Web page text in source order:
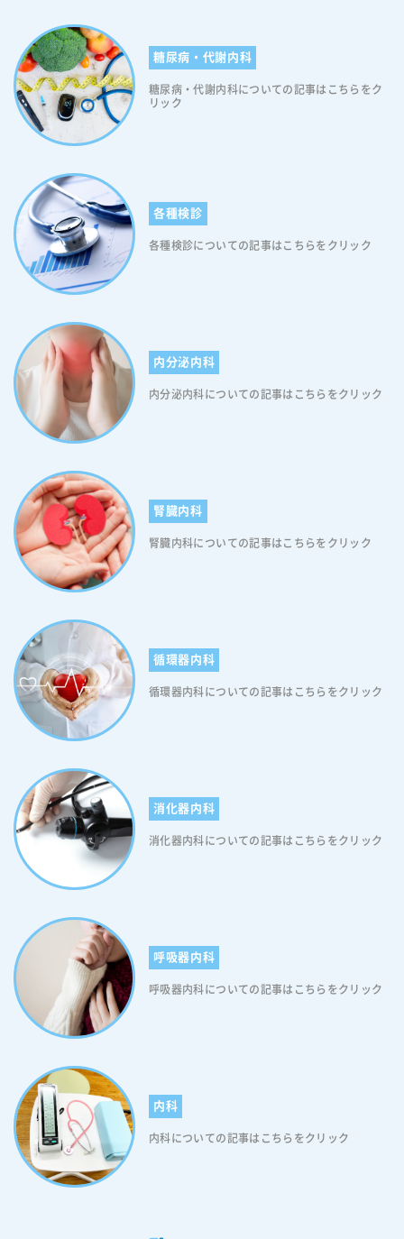
目で食事を終えることは、胃の負担を軽減し、消化プロセスを円滑に進
めるのに役立ちます。また、適切な食事量を意識的にコントロールする
ことで、食後の眠気を和らげ、日常の活動に集中しやすくなります。
【食後のひどい眠気を解消するための対策7】ゆっくり食べる 早食いは
食べすぎの原因となるほか、急激な血糖値の上昇を招きます。血糖値の
急激な変化は、食後に眠気を感じる一因となりますので、ご注意くださ
い。食事をする際はひと口入れたら箸を置くクセをつけ、ゆっくり食べ
れがあります 食後に強い眠気を感じる方は、糖尿病の疑いがあります。
糖尿病を疑う理由としては、血糖値が下がりにくくなっている可能性が
挙げられます。食後は誰でも血糖値が一時的に上がります(健康な人でも
食後の血糖値は上昇します)。食後に上昇した血糖値は、時間の経過と共
にゆっくり下降するのが一般的です。しかし糖尿病の方は、血糖値を下
げるホルモン(インスリン)の働きが悪くなっているため、食後の高血糖
状態が長く続きます。そのため、食後に強い眠気を感じやすいのです。
シン」というホルモンの分泌が止まるためです。詳しくは「食後の強い
眠気は糖尿病症状の可能性があります」をご覧ください。 不安な方は
いつでもご相談ください 「慢性的な眠気が続いている」「睡眠薬を飲ん
でも眠れない」など、睡眠に関して問題があることで「日常生活に支障
が出ている」と感じている方は、早めに専門家に相談することをお勧め
します。睡眠不足は単に身体の疲れが残りやすくなるだけでなく、体の
病気や心の病気の原因となります。また睡眠障害自体が“心の病気”の前
い」など、睡眠に関して気になる症状がある方は放っておかずに、お近
くの医療機関に足を運んでください。なお、当院では“不眠症の診
療”や“薬の処方”だけでなく、診断書の発行も行っております。医師の
診断を受けたい方、あるいは自分が不眠症なのか気になる方などいらっ
しゃいましたら、まずお気軽にご相談ください。 当日の順番予約はこち
らから
与えることがあります。具体的には、日中のプレッシャーや心配事が夜
の眠りに反映され、入眠や中途覚醒の問題を引き起こすことがありま
す。特に、長時間の勤務や家事、育児による疲労感や時間の制約は、良
い睡眠を妨げる要因となり得ます。また、心理的な変化も睡眠の質と関
連しています。40代から50代では、人生の変化や役割の変動による不安
やストレスが増えることがあります。例えば、子育ての終了、親の介
護、キャリアの転換などが心理的な負担をもたらし、睡眠の質に影響を
の見直しやストレス管理が重要です。まずは、日中のストレスを軽減す
るために、仕事とプライベートのバランスを考慮するようにしてくださ
い。 40代、50代の女性の訴えで多いのは中途覚醒 40代から50代の女
性の中には、不眠症の主な症状として「中途覚醒」を訴える方が多く見
られます。中途覚醒は、夜間に目が覚めてしまい、その後なかなか眠り
に戻れないという状態を指します。中途覚醒の原因は個人によって異な
りますが、ホルモンの変動が関与していることが多いです。更年期の女
き起こす可能性があります。また、ストレスや心理的な要因、身体的な
不快感、持病の影響なども関与することがあります。 40代から50代の
方に起こりやすい身体の変化と睡眠障害 更年期に入ると、多くの女性が
不眠に悩まされます。この不眠の主な原因は、自律神経の乱れです。更
年期は女性の「ホルモンバランス」が変化する時期であり、特にエスト
ロゲンの減少が影響を与えます。加えて、加齢によって自律神経の機能
ます。自律神経は交感神経と副交感神経からなり、バランスが崩れると
興奮状態が続き、入眠や中途覚醒が生じる可能性がありますので、ご注
意ください。なお、40代から50代では、身体の不調もより顕著に現れる
ことがあります。関節の痛み、筋肉のこわばり、背中や肩のこりなどが
睡眠に及ぼす影響は大きいため、放置してはいけません。身体の痛みや
不快感があると、入眠困難や熟睡の妨げになります。さらに、これらの
すので、身体の痛みや不調が気になる方は、速やかに医師に相談するこ
とをお勧めします。 40代から50代の方のための不眠症対策 良質な睡眠
を確保するためには、次のポイントに注意することが重要です。まず
は、睡眠環境を整えてください。寝室は静かで暗く、快適な温度に保つ
ことが大切です。ベッドや枕は体に合ったものを選び、寝具の清潔さに
も気を配ってください。また、寝る前のスマートフォンやパソコンの使
用は避け、リラックスできる環境を作ってください。なお、ストレス管
夜の眠りに影響を及ぼす可能性を減らせますので、意識してください。
なお、ストレス解消法としては、深呼吸や瞑想、ヨガなどのリラクゼー
ション法を取り入れると効果的です。さらに、就寝前のルーティンを作
ることもお勧めです。入浴や軽いストレッチ、読書など、リラックスで
きる活動を行うことで、心身を眠りのモードに導きます。規則正しい睡
眠時間を確保し、毎日の生活リズムを整えてくださいね。 ※不眠症に悩
んでいる方は、これらの対策を試してみてください。しかし、症状が長
相談することが重要です。 40代から50代の不眠症改善と予防的アプロ
ーチ 不眠症を改善し、予防するためには、以下のアプローチを取り入れ
ることが重要です。 【更年期の不眠対策：不眠症改善と予防的アプロー
チ1】規則正しい生活リズムの維持 規則正しい生活リズムの維持は、不
眠症の改善に非常に重要です。毎日同じ時間に起床し、就寝することで
体内時計を調整し、睡眠の質を向上させることができます。また、規則
正しい生活リズムを守ることで、体内の睡眠・覚醒サイクルが正常化
調整に意識を向け、生活のリズムを整えることを心掛けてください。
【更年期の不眠対策：不眠症改善と予防的アプローチ2】適度な運動 適
度な運動は不眠症に対して効果的な手段とされています。運動によって
体温が上昇し、その後の体温低下が入眠を促進します。さらに、適切な
運動は睡眠の質を向上させ、深い眠りやREM睡眠の量を増やすと報告さ
れています。習慣的に運動を行うことで、寝つきが良くなり、より良質
な睡眠を得ることができますので、不眠症にお悩みの方は積極的に運動
不眠です。精神や神経の病には、不眠を伴うことが少なくありません。
なかでも不眠になりやすいのは、不安と抑うつになります。 20代に特
有の不眠症の原因 20代における不眠症の原因は多岐にわたります。主
な原因としては、以下のような要素が挙げられます。 【20代に特有の
不眠症の原因1】就寝前のスマホ操作 就寝前のスマホ操作が不眠症の原
因になっている場合があります。スマホの画面から発せられるブルーラ
す。また、SNSやメッセージアプリの利用は興奮状態を引き起こし、リ
ラックスを妨げます。ですので、就寝前のスマホ操作はできる限り控え
てください。なお、就寝前のスマホ操作を抑制するためには「寝室から
スマホを遠ざける」「寝る1時間前からスマホ使用を控える」「ブルー
ライトカットフィルターを使用する」などの対策が効果的です。 【20
代に特有の不眠症の原因2】ストレス 20代は、学生から社会人になる方
が多くいる年代です。そのため、学業や就職活動に伴うプレッシャーが
己実現や将来の目標達成に向けて様々なプレッシャーを感じる時期でも
あり、これらのストレスが睡眠の質に悪影響を与えることがあります。
さらに、学校内での人間関係や恋愛、家庭環境の変化などもストレスの
要因となり得ると言えます。 【20代に特有の不眠症の原因3】うつ病(抑
うつ状態も含む) うつ病(抑うつ状態も含む)は不眠症の一因となり得ま
す。睡眠障害に深く関係する病気は多数ありますが、なかでも「うつ病
(抑うつ状態も含む)」の場合は９割近くの人が、「寝ようとしても眠れ
いると言われています。つまり裏を返せば、不眠症状がある人はうつ病
(抑うつ状態も含む)にかかりやすいと言えます。うつ病(抑うつ状態も含
む)と不眠症は密接に関係しているため、思うように眠れない日々が続い
たり、熟睡感を得られていなかったりするのであれば、早い段階で医療
機関に相談することをお勧めします。 【20代に特有の不眠症の原因4】
飲酒 飲酒は不眠症の原因となることがあります。アルコールは一時的に
眠りを誘う効果がありますが、その後の「睡眠の質」や「リズム」を乱
げ、「中途覚醒」や「夜間の目覚め」を引き起こすことがあります。ま
た、アルコールの摂取が睡眠を浅くし、REM睡眠（夢を見る段階）を削
減することも知られています。 【20代に特有の不眠症の原因5】不安定
な生活リズム 夜更かしや朝寝坊、不規則な食事などが生活リズムの乱れ
を引き起こし、睡眠の質や量に悪影響を及ぼします。また、仕事や学業
の忙しさにより睡眠時間が犠牲になることで、生活リズムが乱れ、睡眠
の質を低下させている場合があります。生活リズムの乱れは、体内時計
りますので、くれぐれもご注意ください。なお、生活リズムを整えるた
めには、規則正しい睡眠スケジュールを作り、毎日同じ時間に寝たり起
きたりすることが重要です。 不眠症の対策と予防法 不眠症に対する対
策と予防法は、次の通りです。 【不眠症の対策と予防法1】適度な運動
適度な運動は睡眠の質を向上させる助けとなります。日中に適度な運動
を取り入れることで、夜の眠りを深くすることができます。 【不眠症の
対策と予防法2】睡眠のルーティン化 睡眠のリズムを整えるために、毎
ることも大切です。 【不眠症の対策と予防法3】ストレス管理 ストレス
は不眠症の悪化を引き起こすことがあります。リラクゼーション法やス
トレス解消の方法を取り入れて、日常的なストレスを軽減してくださ
フェインやアルコールは睡眠を妨げることがありますので、摂取量を制
限する、または避けるようにしてください。「千葉県のホームページ」
な温度、適切なマットレスや枕などが重要です。睡眠環境の整備につい
て詳しく知りたい方は「快眠のための環境作り」をご覧ください。 【不
眠症の対策と予防法6】目が覚めたら日光を浴びる 目が覚めたら日光を
取り入れ、体内時計を刺激してください。早起きは早寝に通じます。な
お、睡眠のリズムを整えるために、週末などの休みの日も、平日と同じ
時刻で起床するよう心掛けてくださいね。 【不眠症の対策と予防法7】
糖尿病・代謝内科
糖尿病・代謝内科についての記事はこちらをク
リック
各種検診
各種検診についての記事はこちらをクリック
内分泌内科
内分泌内科についての記事はこちらをクリック
腎臓内科
腎臓内科についての記事はこちらをクリック
循環器内科
循環器内科についての記事はこちらをクリック
消化器内科
消化器内科についての記事はこちらをクリック
呼吸器内科
呼吸器内科についての記事はこちらをクリック
内科
内科についての記事はこちらをクリック